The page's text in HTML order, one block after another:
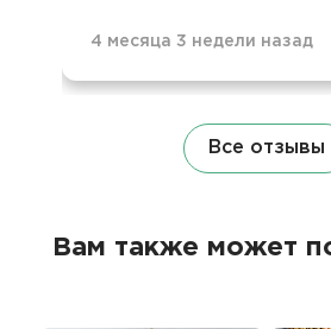
4 месяца 3 недели назад
Все отзывы
Вам также может